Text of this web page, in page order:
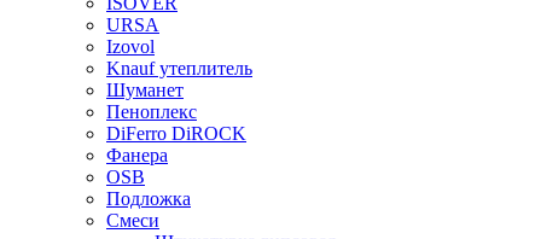
URSA
Izovol
Knauf утеплитель
Шуманет
Пеноплекс
DiFerro DiROCK
Фанера
OSB
Подложка
Смеси